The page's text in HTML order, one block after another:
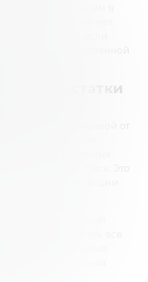
волатильным в
он предпочтет
позицию, если
останется постоянной
и недостатки
являются страховкой от
Трейдеры могут
своих опционных
рыночный риск. Это
все инвестиции
рода требует
хорошо понимать все
и потенциальные
возникнуть. Одним
— не для